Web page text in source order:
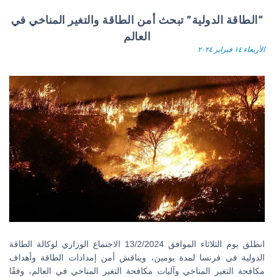
“الطاقة الدولية” تبحث أمن الطاقة والتغير المناخي في
العالم
الأربعاء ١٤ فبراير ٢٠٢٤
انطلق يوم الثلاثاء الموافق 13/2/2024 الاجتماع الوزاري لوكالة الطاقة
الدولية في فرنسا لمدة يومين، ويناقش أمن إمدادات الطاقة وأهداف
مكافحة التغير المناخي وآليات مكافحة التغير المناخي في العالم، وفقًا